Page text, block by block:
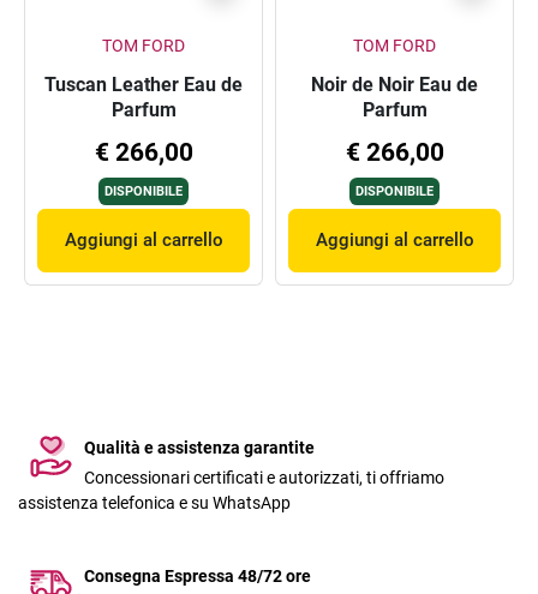
TOM FORD
Tuscan Leather Eau de
Parfum
€ 266,00
DISPONIBILE
Aggiungi al carrello
TOM FORD
Noir de Noir Eau de
Parfum
€ 266,00
DISPONIBILE
Aggiungi al carrello
Qualità e assistenza garantite
Concessionari certificati e autorizzati, ti offriamo
assistenza telefonica e su WhatsApp
Consegna Espressa 48/72 ore